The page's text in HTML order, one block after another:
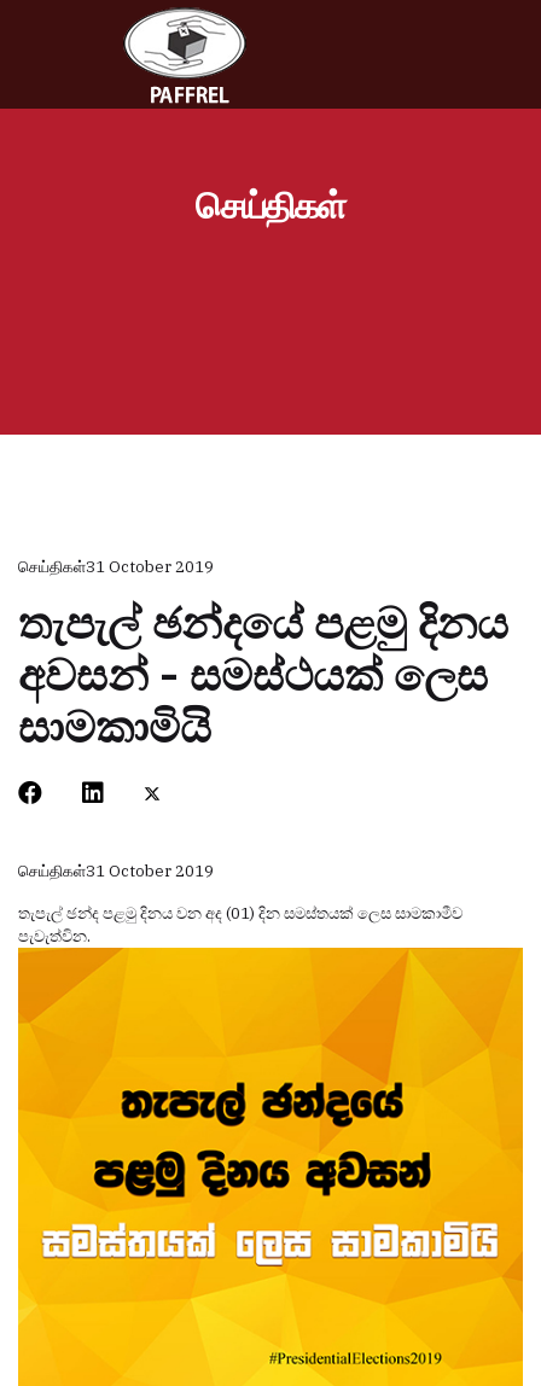
செய்திகள்
செய்திகள்31 October 2019
තැපැල් ඡන්දයේ පළමු දිනය
අවසන් - සමස්ථයක් ලෙස
සාමකාමියි
செய்திகள்31 October 2019
තැපැල් ඡන්ද පළමු දිනය වන අද (01) දින සමස්තයක් ලෙස සාමකාමීව
පැවැත්වින.